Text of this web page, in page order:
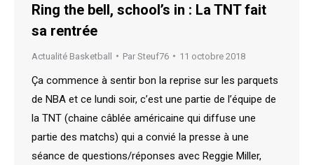
Ring the bell, school’s in : La TNT fait
sa rentrée
Actualité Basketball Par Steuf76 11 octobre 2018
Ça commence à sentir bon la reprise sur les parquets
de NBA et ce lundi soir, c’est une partie de l’équipe de
la TNT (chaine câblée américaine qui diffuse une
partie des matchs) qui a convié la presse à une
séance de questions/réponses avec Reggie Miller,